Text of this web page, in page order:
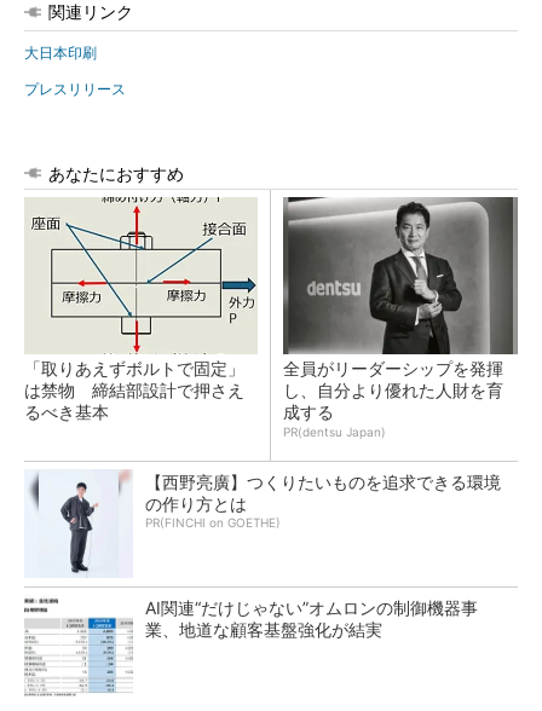
関連リンク
大日本印刷
プレスリリース
あなたにおすすめ
「取りあえずボルトで固定」
は禁物 締結部設計で押さえ
るべき基本
全員がリーダーシップを発揮
し、自分より優れた人財を育
成する
PR(dentsu Japan)
【西野亮廣】つくりたいものを追求できる環境
の作り方とは
PR(FINCHI on GOETHE)
AI関連“だけじゃない”オムロンの制御機器事
業、地道な顧客基盤強化が結実